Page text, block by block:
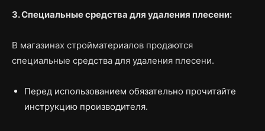
3. Специальные средства для удаления плесени:
В магазинах стройматериалов продаются
специальные средства для удаления плесени.
Перед использованием обязательно прочитайте
инструкцию производителя.